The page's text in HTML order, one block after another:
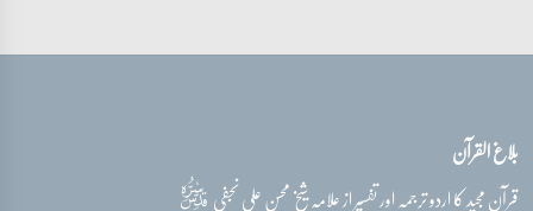
بلاغ القرآن
قرآن مجید کا اردو ترجمہ اور تفسیر از علامہ شیخ محسن علی نجفیقدس‌سره